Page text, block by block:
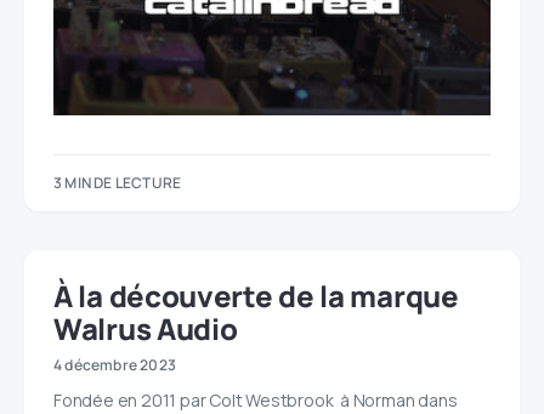
3 MIN DE LECTURE
À la découverte de la marque
Walrus Audio
4 décembre 2023
Fondée en 2011 par Colt Westbrook à Norman dans